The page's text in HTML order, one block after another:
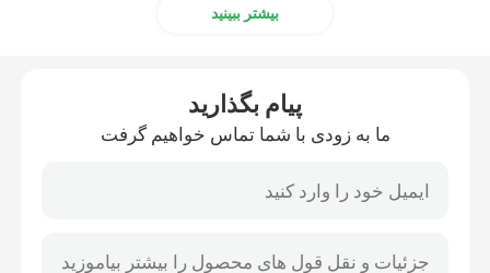
چاپ سیستم های برچسب گذاری اعمال
بیشتر ببینید
پیام بگذارید
ما به زودی با شما تماس خواهیم گرفت